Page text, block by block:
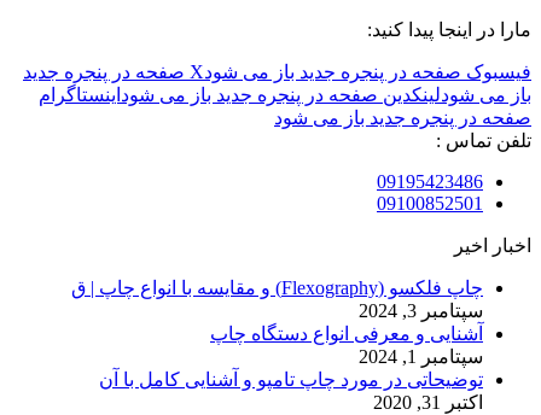
مارا در اینجا پیدا کنید:
فیسبوک صفحه در پنجره جدید باز می شود
X صفحه در پنجره جدید
باز می شودلینکدین صفحه در پنجره جدید باز می شود اینستاگرام
صفحه در پنجره جدید باز می شود
تلفن تماس :
09195423486
09100852501
اخبار اخیر
چاپ فلکسو (Flexography) و مقایسه با انواع چاپ | ق
سپتامبر 3, 2024
آشنایی و معرفی انواع دستگاه چاپ
سپتامبر 1, 2024
توضیحاتی در مورد چاپ تامپو و آشنایی کامل با آن
اکتبر 31, 2020